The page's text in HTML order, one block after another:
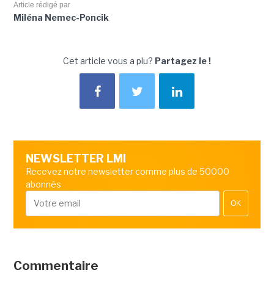
Article rédigé par
Miléna Nemec-Poncik
Cet article vous a plu? Partagez le !
NEWSLETTER LMI
Recevez notre newsletter comme plus de 50000
abonnés
OK
Commentaire